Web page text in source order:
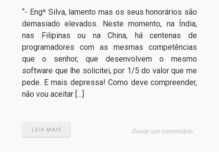
“- Engº Silva, lamento mas os seus honorários são
demasiado elevados. Neste momento, na Índia,
nas Filipinas ou na China, há centenas de
programadores com as mesmas competências
que o senhor, que desenvolvem o mesmo
software que lhe solicitei, por 1/5 do valor que me
pede. E mais depressa! Como deve compreender,
não vou aceitar […]
LEIA MAIS Deixar um comentário